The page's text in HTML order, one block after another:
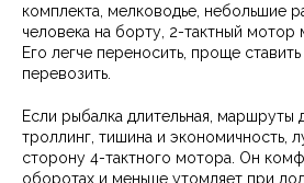
комплекта, мелководье, небольшие
человека на борту, 2-тактный мотор
Его легче переносить, проще
перевозить.
Если рыбалка длительная, маршруты
троллинг, тишина и экономичность,
сторону 4-тактного мотора. Он
оборотах и меньше утомляет при